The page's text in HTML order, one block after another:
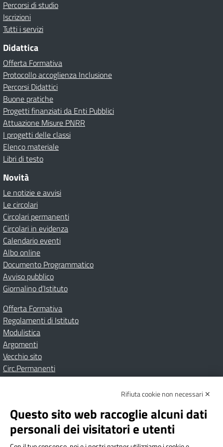
Percorsi di studio
Iscrizioni
Tutti i servizi
Didattica
Offerta Formativa
Protocollo accoglienza Inclusione
Percorsi Didattici
Buone pratiche
Progetti finanziati da Enti Pubblici
Attuazione Misure PNRR
I progetti delle classi
Elenco materiale
Libri di testo
Novità
Le notizie e avvisi
Le circolari
Circolari permanenti
Circolari in evidenza
Calendario eventi
Albo online
Documento Programmatico
Avviso pubblico
Giornalino d’Istituto
Offerta Formativa
Regolamenti di Istituto
Modulistica
Argomenti
Vecchio sito
Circ.Permanenti
Albo onlinePrivacy Policy
Dichiarazione di accessibilità
Note Legali
Rifiuta cookie non necessari ✕
Questo sito web raccoglie alcuni dati
personali dei visitatori e utenti